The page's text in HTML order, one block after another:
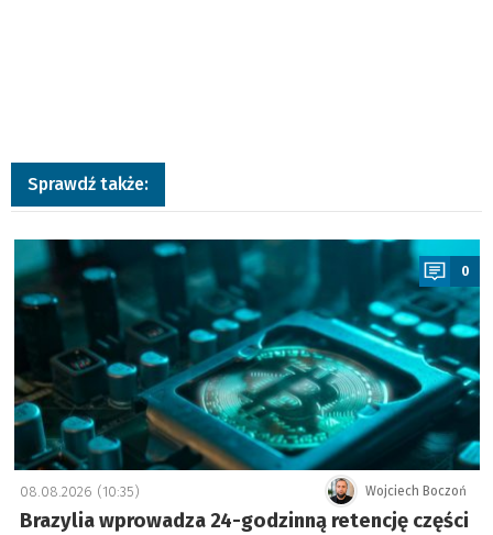
Sprawdź także:
a
0
Wojciech Boczoń
08.08.2026 (10:35)
Brazylia wprowadza 24-godzinną retencję części